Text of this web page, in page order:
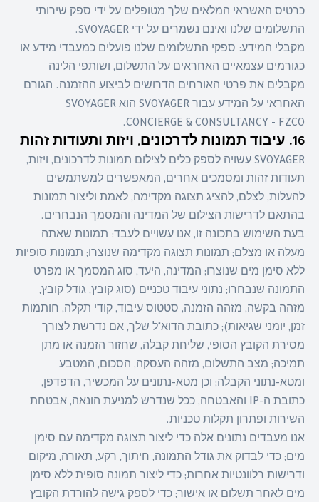
כרטיס האשראי המלאים שלך מטופלים על ידי ספק שירותי
התשלומים שלנו ואינם נשמרים על ידי SVOYAGER.
מקבלי המידע: ספקי התשלומים שלנו פועלים כמעבדי מידע או
כגורמים עצמאיים האחראים על התשלום, ושותפי הלינה
מקבלים את פרטי האורחים הדרושים לביצוע ההזמנה. הגורם
האחראי על המידע עבור SVOYAGER הוא SVOYAGER
CONCIERGE & CONSULTANCY - FZCO.
16. עיבוד תמונות לדרכונים, ויזות ותעודות זהות
SVOYAGER עשויה לספק כלים לצילום תמונות לדרכונים, ויזות,
תעודות זהות ומסמכים אחרים, המאפשרים למשתמשים
להעלות, לצלם, להציג תצוגה מקדימה, לאמת וליצור תמונות
בהתאם לדרישות הצילום של המדינה והמסמך הנבחרים.
בעת השימוש בתכונה זו, אנו עשויים לעבד: תמונות שאתה
מעלה או מצלם; תמונות תצוגה מקדימה שנוצרו; תמונות סופיות
ללא סימן מים שנוצרו; המדינה, היעד, סוג המסמך או מפרט
התמונה שנבחרו; נתוני עיבוד טכניים (סוג קובץ, גודל קובץ,
מזהה בקשה, מזהה הזמנה, סטטוס עיבוד, קודי תקלה, חותמות
זמן, יומני שגיאות); כתובת הדוא"ל שלך, אם נדרשת לצורך
מסירת הקובץ הסופי, שליחת קבלה, שחזור הזמנה או מתן
תמיכה; מצב התשלום, מזהה העסקה, הסכום, המטבע
ומטא-נתוני הקבלה; וכן מטא-נתונים על המכשיר, הדפדפן,
כתובת ה-IP והאבטחה, ככל שנדרש למניעת הונאה, אבטחת
השירות ופתרון תקלות טכניות.
אנו מעבדים נתונים אלה כדי ליצור תצוגה מקדימה עם סימן
מים; כדי לבדוק את גודל התמונה, חיתוך, רקע, תאורה, מיקום
ודרישות רלוונטיות אחרות; כדי ליצור תמונה סופית ללא סימן
מים לאחר תשלום או אישור; כדי לספק גישה להורדת הקובץ